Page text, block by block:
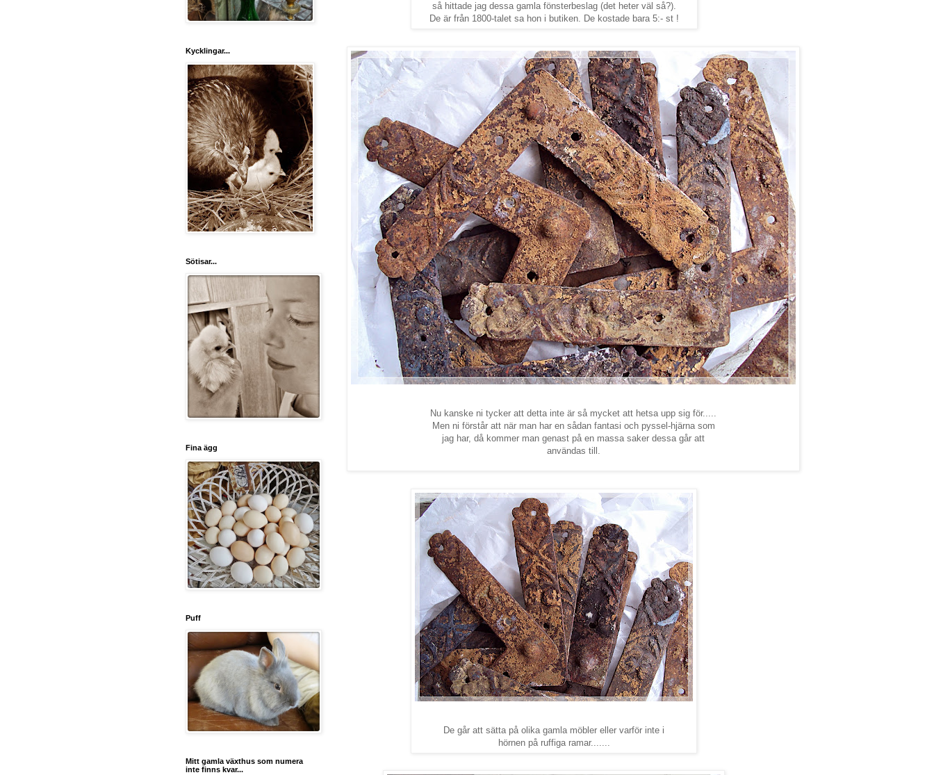
så hittade jag dessa gamla fönsterbeslag (det heter väl så?).
De är från 1800-talet sa hon i butiken. De kostade bara 5:- st !
Nu kanske ni tycker att detta inte är så mycket att hetsa upp sig för.....
Men ni förstår att när man har en sådan fantasi och pyssel-hjärna som
jag har, då kommer man genast på en massa saker dessa går att
användas till.
De går att sätta på olika gamla möbler eller varför inte i
hörnen på ruffiga ramar.......
Kycklingar...
Sötisar...
Fina ägg
Puff
Mitt gamla växthus som numera
inte finns kvar...